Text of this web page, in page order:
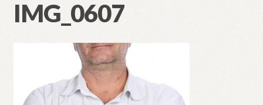
IMG_0607